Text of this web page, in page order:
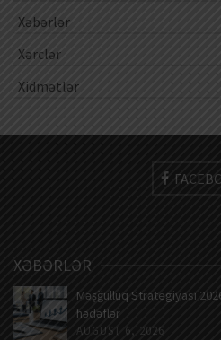
Xəbərlər
Xərclər
Xidmətlər
XƏBƏRLƏR
Məşğulluq Strategiyası
hədəflər
AUGUST 6, 2026